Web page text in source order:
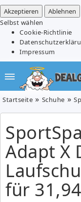
Akzeptieren
Ablehnen
Selbst wählen
Cookie-Richtlinie
Impressum
Startseite Schuhe
Adapt X
für